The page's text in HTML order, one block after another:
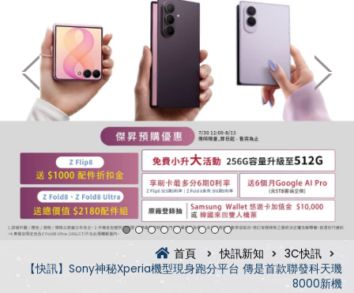
首頁 快訊新知
3C快訊
【快訊】Sony神秘Xperia機型現身跑分平台 傳是首款聯發科天璣
8000新機